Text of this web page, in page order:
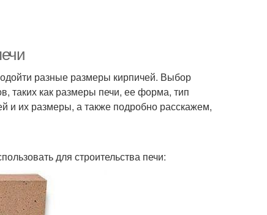
разные размеры кирпичей. Выбор
таких как размеры печи, ее форма, тип
и их размеры, а также подробно расскажем,
для строительства печи: